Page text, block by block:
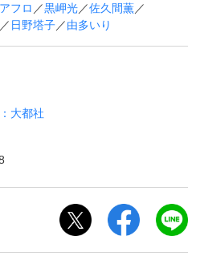
フロ ／黒岬光／佐久間薫／
日野塔子／由多いり
大都社